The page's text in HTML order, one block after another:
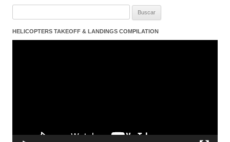
HELICOPTERS TAKEOFF & LANDINGS COMPILATION